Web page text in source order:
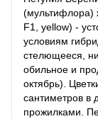
(мультифлора)
F1, yellow) -
условиям
стелющееся,
обильное и
октябрь).
сантиметров в
прожилками.